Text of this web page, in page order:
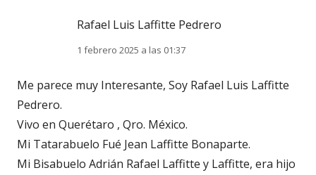
Rafael Luis Laffitte Pedrero
1 febrero 2025 a las 01:37
Me parece muy Interesante, Soy Rafael Luis Laffitte
Pedrero.
Vivo en Querétaro , Qro. México.
Mi Tatarabuelo Fué Jean Laffitte Bonaparte.
Mi Bisabuelo Adrián Rafael Laffitte y Laffitte, era hijo